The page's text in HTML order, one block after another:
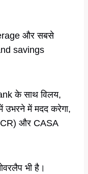
और सबसे
savings
के साथ विलय,
में मदद करेगा,
और CASA
भी है।